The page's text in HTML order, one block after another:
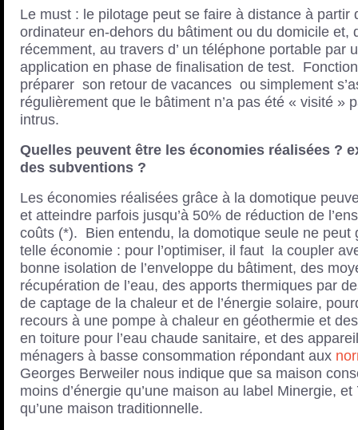
Le must : le pilotage peut se faire à distance à partir
ordinateur en-dehors du bâtiment ou du domicile et,
récemment, au travers d’ un téléphone portable par
application en phase de finalisation de test.
préparer son retour de vacances ou simplement
régulièrement que le bâtiment n’a pas été « visité »
intrus.
Quelles peuvent être les économies réalisées ?
des subventions ?
Les économies réalisées grâce à la domotique
et atteindre parfois jusqu’à 50% de réduction de
coûts (*). Bien entendu, la domotique seule ne peut
telle économie : pour l’optimiser, il faut la coupler
bonne isolation de l’enveloppe du bâtiment, des
récupération de l’eau, des apports thermiques par
de captage de la chaleur et de l’énergie solaire,
recours à une pompe à chaleur en géothermie et
en toiture pour l’eau chaude sanitaire, et des
ménagers à basse consommation répondant aux
Georges Berweiler nous indique que sa maison
moins d’énergie qu’une maison au label Minergie,
qu’une maison traditionnelle.